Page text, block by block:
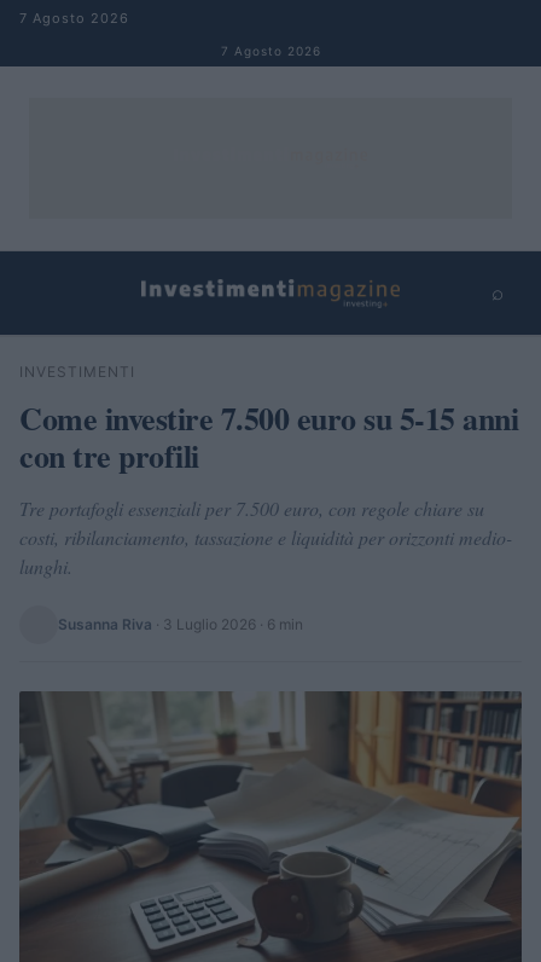
Salta al contenuto
7 Agosto 2026
7 Agosto 2026
⌕
Cerca
INVESTIMENTI
Come investire 7.500 euro su 5-15 anni
con tre profili
Tre portafogli essenziali per 7.500 euro, con regole chiare su
costi, ribilanciamento, tassazione e liquidità per orizzonti medio-
lunghi.
Susanna Riva · 3 Luglio 2026 · 6 min